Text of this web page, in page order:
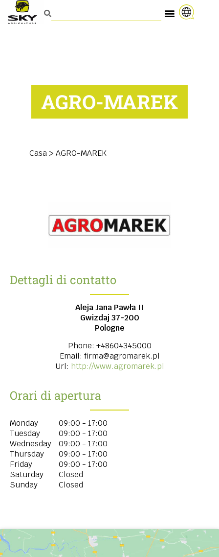
AGRO-MAREK
Casa > AGRO-MAREK
Dettagli di contatto
Aleja Jana Pawła II
Gwizdaj 37-200
Pologne
Phone: +48604345000
Email: firma@agromarek.pl
Url: http://www.agromarek.pl
Orari di apertura
Monday
09:00 - 17:00
Tuesday
09:00 - 17:00
Wednesday
09:00 - 17:00
Thursday
09:00 - 17:00
Friday
09:00 - 17:00
Saturday
Closed
Sunday
Closed